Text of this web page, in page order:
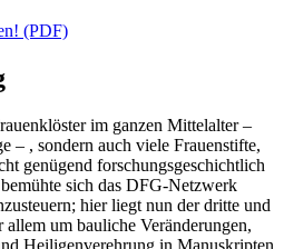
(PDF)
im ganzen Mittelalter –
– , sondern auch viele Frauenstifte,
genügend forschungsgeschichtlich
sich das DFG-Netzwerk
hier liegt nun der dritte und
um bauliche Veränderungen,